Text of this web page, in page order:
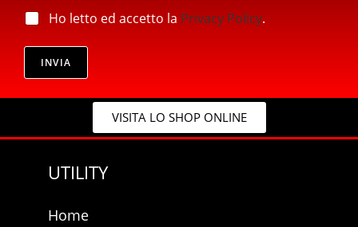
*
*
p
r
i
a
Ho letto ed accetto la Privacy Policy.
INVIA
VISITA LO SHOP ONLINE
UTILITY
Home